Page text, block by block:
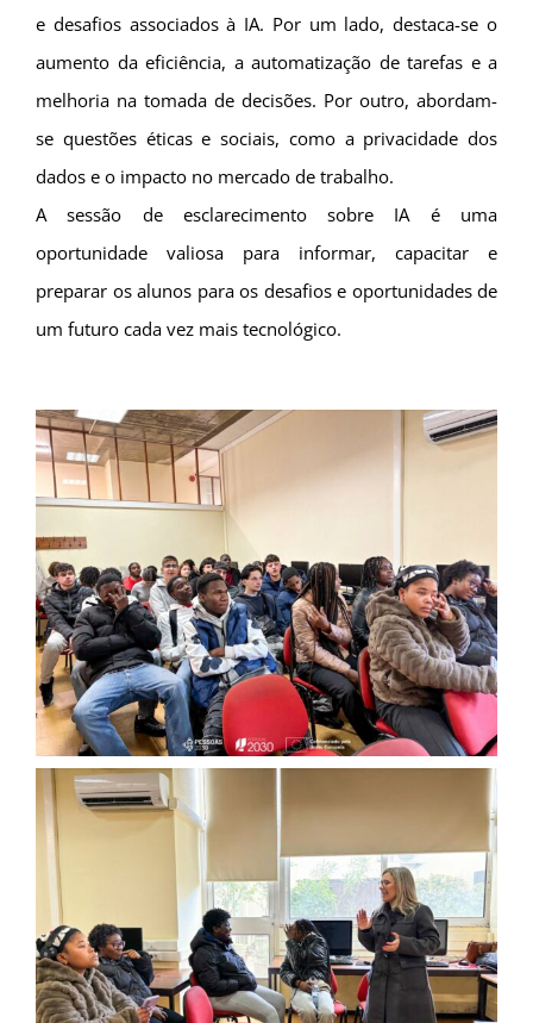
e desafios associados à IA. Por um lado, destaca-se o
aumento da eficiência, a automatização de tarefas e a
melhoria na tomada de decisões. Por outro, abordam-
se questões éticas e sociais, como a privacidade dos
dados e o impacto no mercado de trabalho.
A sessão de esclarecimento sobre IA é uma
oportunidade valiosa para informar, capacitar e
preparar os alunos para os desafios e oportunidades de
um futuro cada vez mais tecnológico.